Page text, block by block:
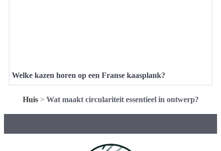
Welke kazen horen op een Franse kaasplank?
Huis> Wat maakt circulariteit essentieel in ontwerp?